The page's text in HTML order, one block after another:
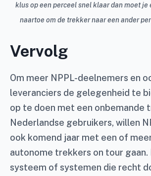
klus op een perceel snel klaar dan moet je
naartoe om de trekker naar een ander
Vervolg
Om meer NPPL-deelnemers en
leveranciers de gelegenheid te
op te doen met een onbemande
Nederlandse gebruikers, willen
ook komend jaar met een of
autonome trekkers on tour gaan.
systeem of systemen die recht